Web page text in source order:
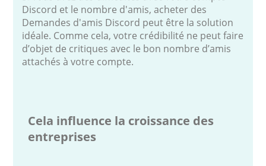
Discord et le nombre d'amis, acheter des
Demandes d'amis Discord peut être la solution
idéale. Comme cela, votre crédibilité ne peut faire
d’objet de critiques avec le bon nombre d’amis
attachés à votre compte.
Cela influence la croissance des
entreprises